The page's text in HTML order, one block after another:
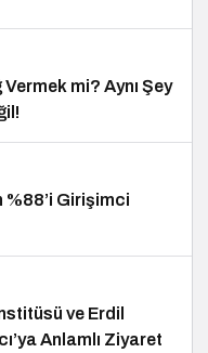
mi? Aynı Şey
%88’i Girişimci
ve Erdil
Anlamlı Ziyaret